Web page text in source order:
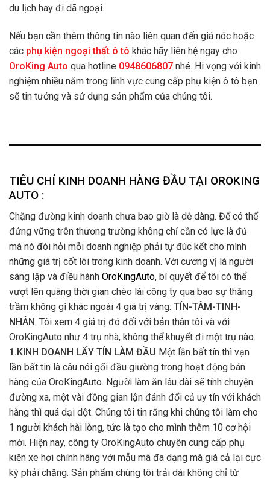
du lịch hay đi dã ngoại.
Nếu bạn cần thêm thông tin nào liên quan đến giá nóc hoặc
các phụ kiện ngoại thất ô tô khác hãy liên hệ ngay cho
OroKing Auto qua hotline 0948606807 nhé. Hi vọng với kinh
nghiệm nhiều năm trong lĩnh vực cung cấp phụ kiện ô tô bạn
sẽ tin tưởng và sử dụng sản phẩm của chúng tôi.
TIÊU CHÍ KINH DOANH HÀNG ĐẦU TẠI OROKING
AUTO :
Chặng đường kinh doanh chưa bao giờ là dễ dàng. Để có thể
đứng vững trên thương trường không chỉ cần có lực là đủ
mà nó đòi hỏi mỗi doanh nghiệp phải tự đúc kết cho mình
những giá trị cốt lõi trong kinh doanh. Với cương vị là người
sáng lập và điều hành OroKingAuto, bí quyết để tôi có thể
vượt lên quãng thời gian chèo lái công ty qua bao sự thăng
trầm không gì khác ngoài 4 giá trị vàng: TÍN-TÂM-TINH-
NHÂN. Tôi xem 4 giá trị đó đối với bản thân tôi và với
OroKingAuto như 4 trụ nhà, không thể khuyết đi một trụ nào.
1.KINH DOANH LẤY TÍN LÀM ĐẦU Một lần bất tín thì vạn
lần bất tin là câu nói gối đầu giường trong hoạt động bán
hàng của OroKingAuto. Người làm ăn lâu dài sẽ tính chuyện
đường xa, một vài đồng gian lận đánh đổi cả uy tín với khách
hàng thì quá dại dột. Chúng tôi tin rằng khi chúng tôi làm cho
1 người khách hài lòng, tức là tạo cho mình thêm 10 cơ hội
mới. Hiện nay, công ty OroKingAuto chuyên cung cấp phụ
kiện xe hơi chính hãng với mẫu mã đa dạng mà giá cả lại cực
kỳ phải chăng. Sản phẩm chúng tôi trải dài không chỉ từ